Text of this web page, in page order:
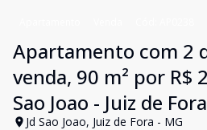
Apartamento com 2
venda, 90 m² por R$
Sao Joao - Juiz de
Jd Sao Joao, Juiz de Fora - MG